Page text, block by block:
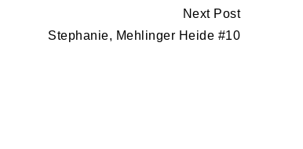
Next Post
Stephanie, Mehlinger Heide #10